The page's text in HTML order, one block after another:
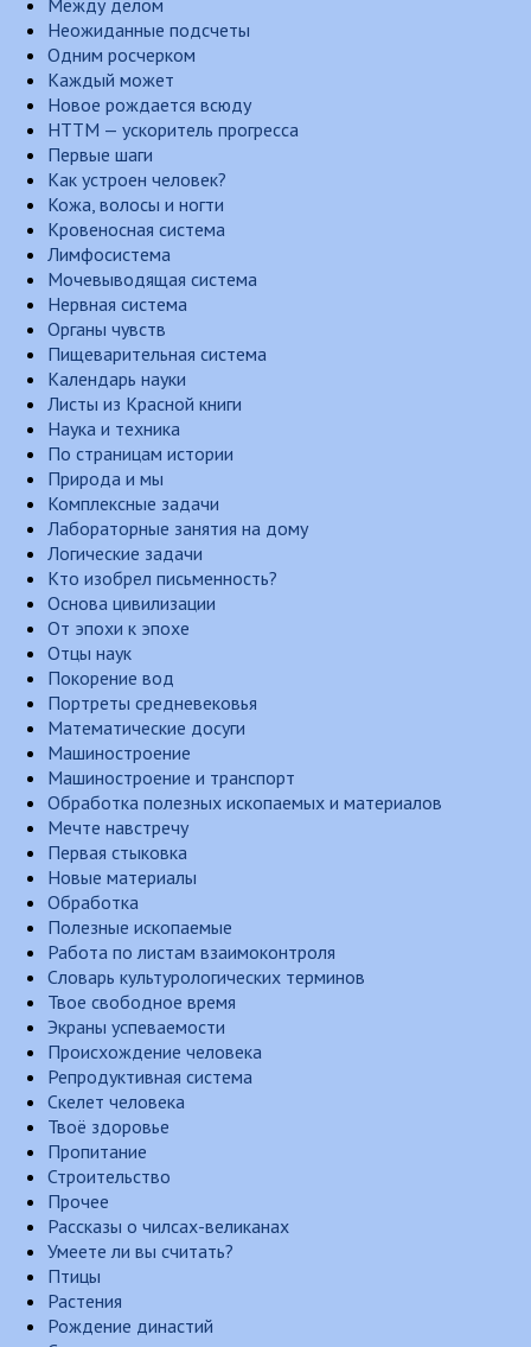
Между делом
Неожиданные подсчеты
Одним росчерком
Каждый может
Новое рождается всюду
НТТМ — ускоритель прогресса
Первые шаги
Как устроен человек?
Кожа, волосы и ногти
Кровеносная система
Лимфосистема
Мочевыводящая система
Нервная система
Органы чувств
Пищеварительная система
Календарь науки
Листы из Красной книги
Наука и техника
По страницам истории
Природа и мы
Комплексные задачи
Лабораторные занятия на дому
Логические задачи
Кто изобрел письменность?
Основа цивилизации
От эпохи к эпохе
Отцы наук
Покорение вод
Портреты средневековья
Математические досуги
Машиностроение
Машиностроение и транспорт
Обработка полезных ископаемых и материалов
Мечте навстречу
Первая стыковка
Новые материалы
Обработка
Полезные ископаемые
Работа по листам взаимоконтроля
Словарь культурологических терминов
Твое свободное время
Экраны успеваемости
Происхождение человека
Репродуктивная система
Скелет человека
Твоё здоровье
Пропитание
Строительство
Прочее
Рассказы о чилсах-великанах
Умеете ли вы считать?
Птицы
Растения
Рождение династий